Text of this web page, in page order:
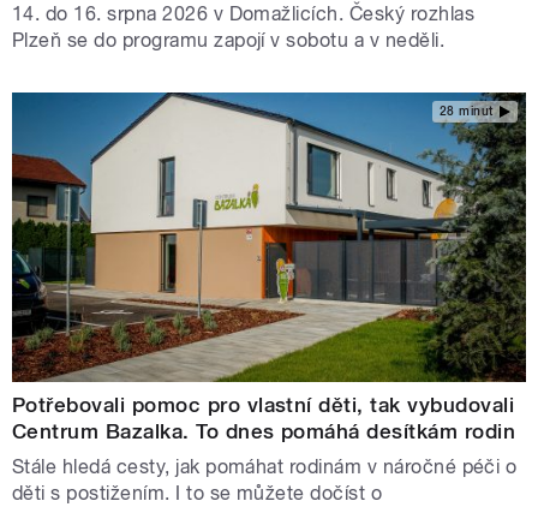
14. do 16. srpna 2026 v Domažlicích. Český rozhlas
Plzeň se do programu zapojí v sobotu a v neděli.
28 minut
Potřebovali pomoc pro vlastní děti, tak vybudovali
Centrum Bazalka. To dnes pomáhá desítkám rodin
Stále hledá cesty, jak pomáhat rodinám v náročné péči o
děti s postižením. I to se můžete dočíst o